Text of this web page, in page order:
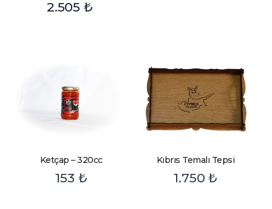
2.505₺
Ketçap – 320cc
153 ₺
Kıbrıs Temalı Tepsi
1.750₺